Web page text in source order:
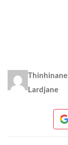
Thinhinane
Lardjane